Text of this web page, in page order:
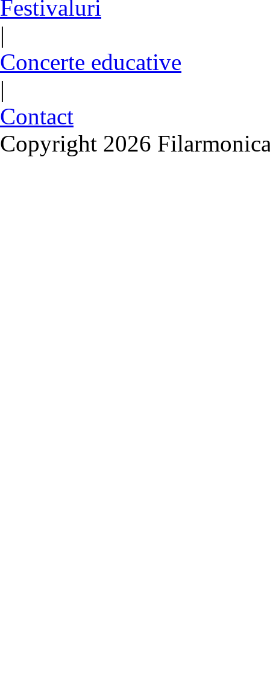
Festivaluri
|
Concerte educative
|
Contact
Copyright 2026